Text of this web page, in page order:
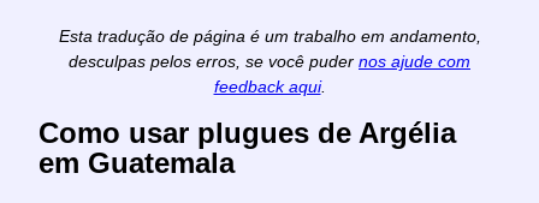
Esta tradução de página é um trabalho em andamento,
desculpas pelos erros, se você puder nos ajude com
feedback aqui.
Como usar plugues de Argélia
em Guatemala